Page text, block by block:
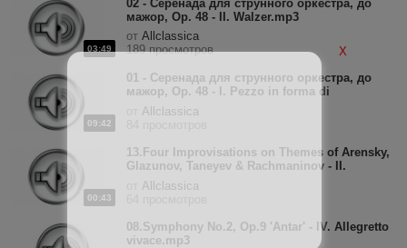
03:49
02 - Серенада для струнного оркестра, до
мажор, Op. 48 - II. Walzer.mp3
от Allclassica
189 просмотров
09:42
01 - Серенада для струнного оркестра, до
мажор, Op. 48 - I. Pezzo in forma di
Sonatina.mp3
Allclassica
00:43
13.Four Improvisations on Themes of Arensky,
Glazunov, Taneyev & Rachmaninov - II.
Allegretto in C-dur.mp3
Allclassica
08.Symphony No.2, Op.9 'Antar' - IV. Allegretto
vivace.mp3
X